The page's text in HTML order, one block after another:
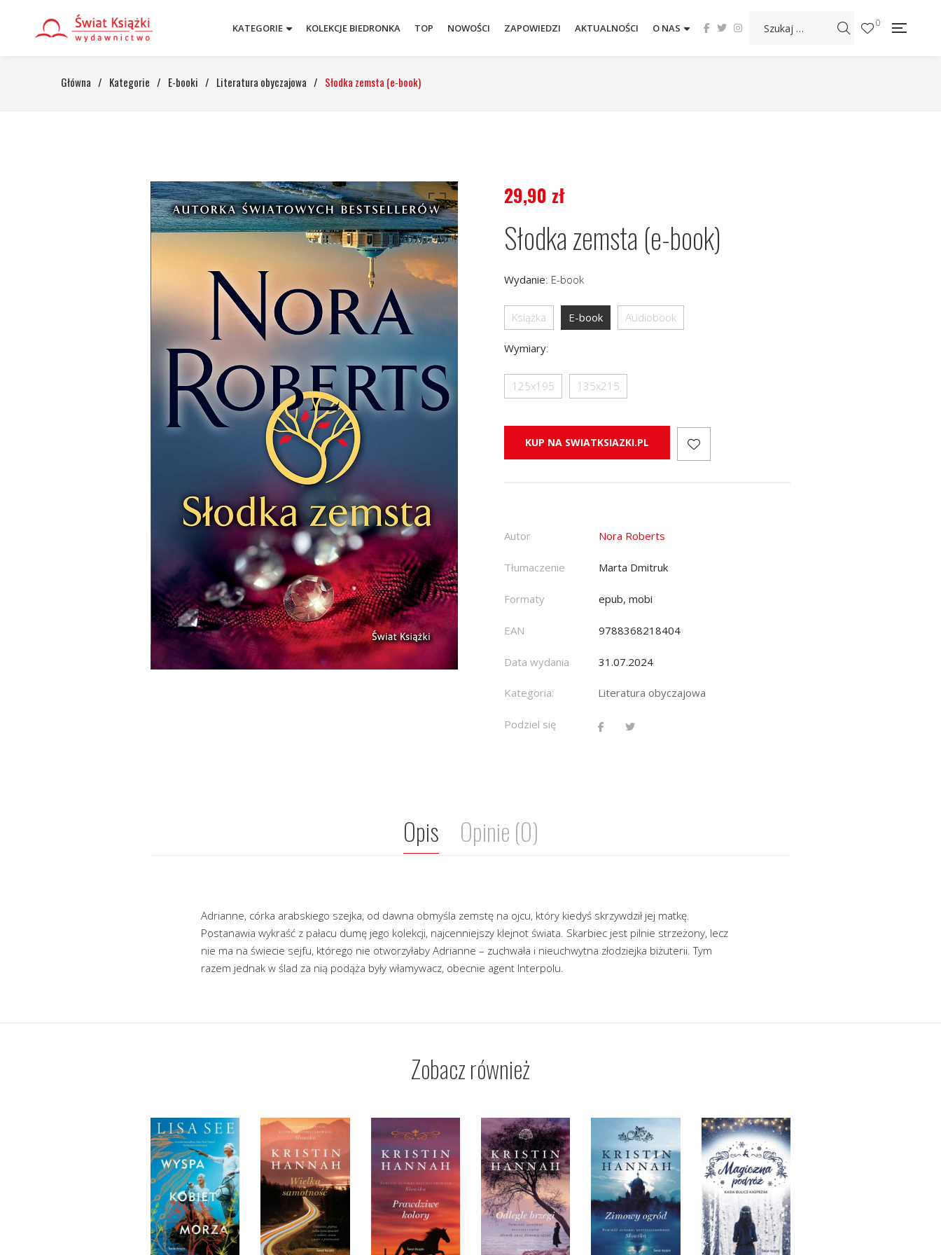
KATEGORIE KOLEKCJE BIEDRONKA TOP NOWOŚCI ZAPOWIEDZI AKTUALNOŚCI O NAS 0
Główna / Kategorie / E-booki / Literatura obyczajowa / Słodka zemsta (e-book)
29,90 zł
Słodka zemsta (e-book)
Wydanie: E-book
Książka E-book Audiobook
Wymiary:
125x195 135x215
KUP NA SWIATKSIAZKI.PL
Autor Nora Roberts
Tłumaczenie Marta Dmitruk
Formaty epub, mobi
EAN 9788368218404
Data wydania 31.07.2024
Kategoria: Literatura obyczajowa
Podziel się
Opis Opinie (0)
Adrianne, córka arabskiego szejka, od dawna obmyśla zemstę na ojcu, który kiedyś skrzywdził jej matkę.
Postanawia wykraść z pałacu dumę jego kolekcji, najcenniejszy klejnot świata. Skarbiec jest pilnie strzeżony, lecz
nie ma na świecie sejfu, którego nie otworzyłaby Adrianne – zuchwała i nieuchwytna złodziejka biżuterii. Tym
razem jednak w ślad za nią podąża były włamywacz, obecnie agent Interpolu.
Zobacz również